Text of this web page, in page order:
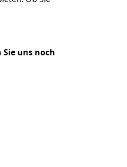
uns noch